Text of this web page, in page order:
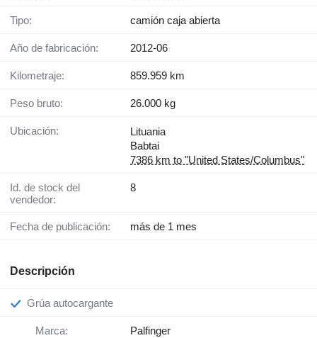
Tipo: camión caja abierta
Año de fabricación: 2012-06
Kilometraje: 859.959 km
Peso bruto: 26.000 kg
Ubicación:
Lituania
Babtai
7386 km to "United States/Columbus"
Id. de stock del
vendedor:
8
Fecha de publicación: más de 1 mes
Descripción
Grúa autocargante
Marca: Palfinger